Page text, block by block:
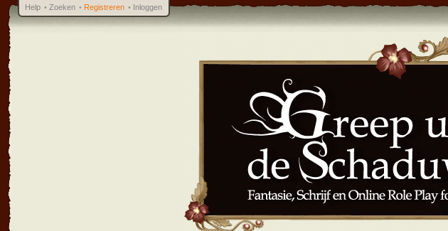
Help • Zoeken • Registreren • Inloggen